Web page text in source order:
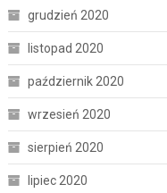
grudzień 2020
listopad 2020
październik 2020
wrzesień 2020
sierpień 2020
lipiec 2020